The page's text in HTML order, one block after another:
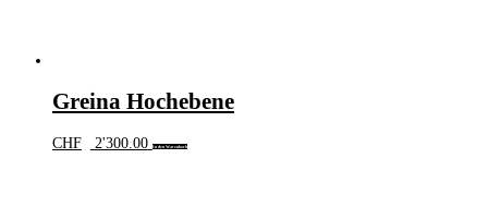
Greina Hochebene
CHF 2'300.00 In den Warenkorb